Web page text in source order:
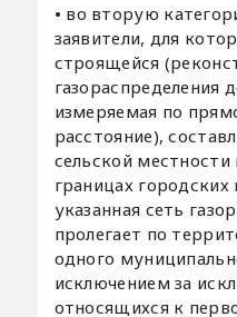
• во вторую
заявители, для
строящейся
газораспределения
измеряемая по
расстояние),
сельской
границах городских
указанная сеть
пролегает по
одного
исключением за
относящихся к